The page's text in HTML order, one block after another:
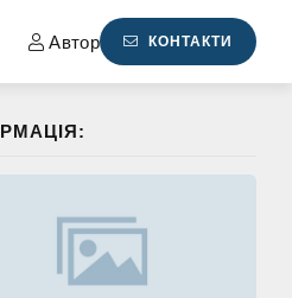
Автор КОНТАКТИ